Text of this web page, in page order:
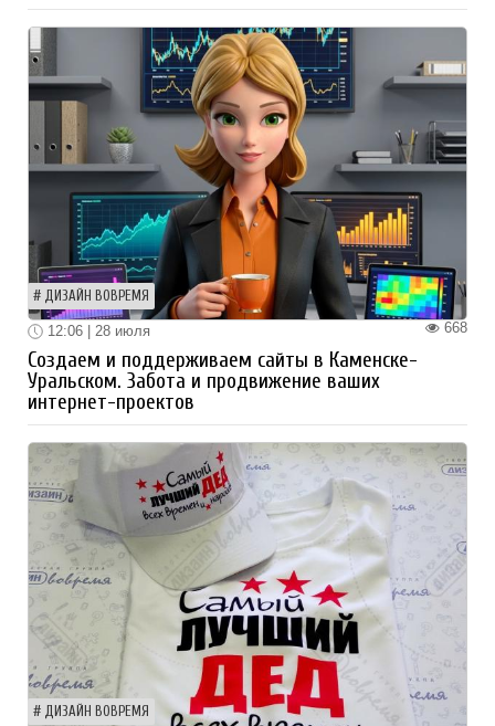
ДИЗАЙН ВОВРЕМЯ
668
12:06 | 28 июля
Создаем и поддерживаем сайты в Каменске-
Уральском. Забота и продвижение ваших
интернет-проектов
ДИЗАЙН ВОВРЕМЯ